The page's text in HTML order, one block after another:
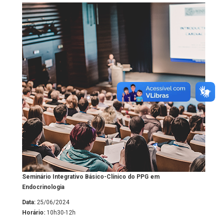
Seminário Integrativo Básico-Clínico do PPG em
Endocrinologia
Data: 25/06/2024
Horário: 10h30-12h